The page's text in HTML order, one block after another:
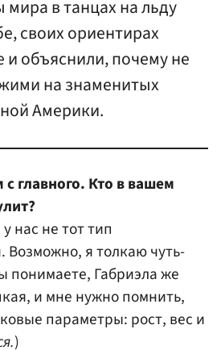
в танцах на льду
своих ориентирах
и объяснили, почему не
на знаменитых
Америки.
главного. Кто в вашем
нас не тот тип
я толкаю чуть-
понимаете, Габриэла же
и мне нужно помнить,
параметры: рост, вес и
)